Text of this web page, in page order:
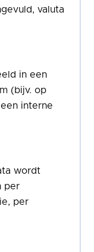
valuta
in een
(bijv. op
interne
wordt
per
per